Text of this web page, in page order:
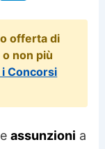
offerta di
non più
Concorsi
assunzioni a